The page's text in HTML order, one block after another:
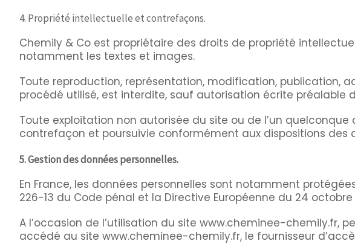
4. Propriété intellectuelle et contrefaçons.
Chemily & Co est propriétaire des droits de propriété
notamment les textes et images.
Toute reproduction, représentation, modification, publication,
procédé utilisé, est interdite, sauf autorisation écrite préalable
Toute exploitation non autorisée du site ou de l’un
contrefaçon et poursuivie conformément aux dispositions des
5. Gestion des données personnelles.
En France, les données personnelles sont notamment
226-13 du Code pénal et la Directive Européenne du 24 octobre
A l’occasion de l’utilisation du site www.cheminee-chemily.fr,
accédé au site www.cheminee-chemily.fr, le fournisseur